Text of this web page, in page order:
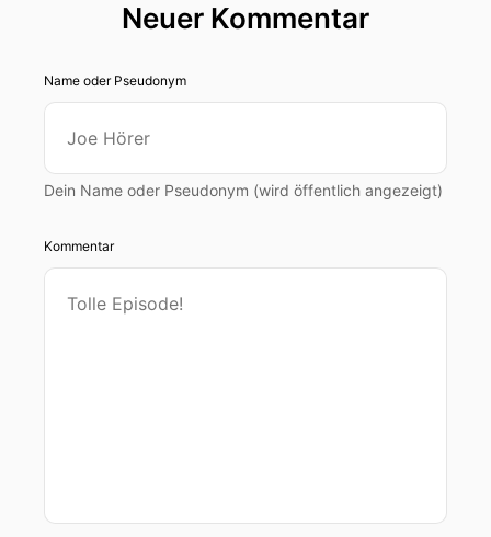
Neuer Kommentar
Name oder Pseudonym
Dein Name oder Pseudonym (wird öffentlich angezeigt)
Kommentar